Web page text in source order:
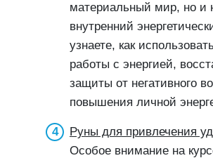
материальный мир, но и
внутренний
узнаете, как
работы с энергией,
защиты от негативного
повышения личной
Руны для привлечения
Особое внимание на